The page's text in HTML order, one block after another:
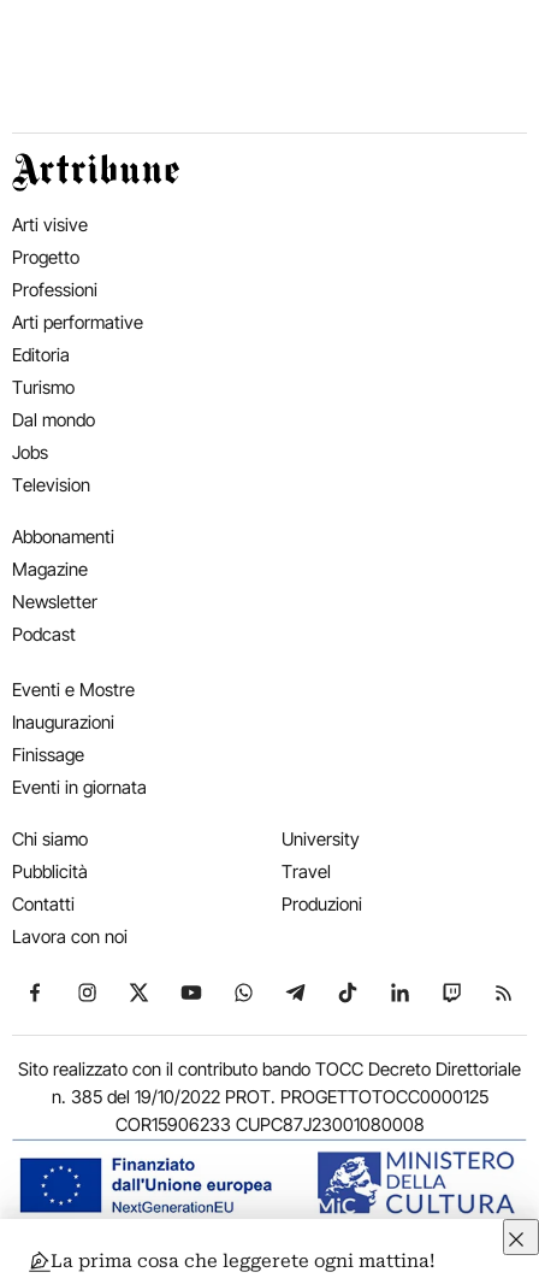
Artribune
Arti visive
Progetto
Professioni
Arti performative
Editoria
Turismo
Dal mondo
Jobs
Television
Abbonamenti
Magazine
Newsletter
Podcast
Eventi e Mostre
Inaugurazioni
Finissage
Eventi in giornata
Chi siamo
Pubblicità
Contatti
Lavora con noi
University
Travel
Produzioni
Seguici su Facebook
Seguici su Instagram
Seguici su X
Seguici su YouTube
Seguici su WhatsApp
Seguici su Telegram
Seguici su TikTok
Seguici su
Seguici
Sito realizzato con il contributo bando TOCC Decreto Direttoriale
n. 385 del 19/10/2022 PROT. PROGETTOTOCC0000125
COR15906233 CUPC87J23001080008
© 2011-2026 ARTRIBUNE srl – Corso Vittorio Emanuele II, 287 –
La prima cosa che leggerete ogni mattina!